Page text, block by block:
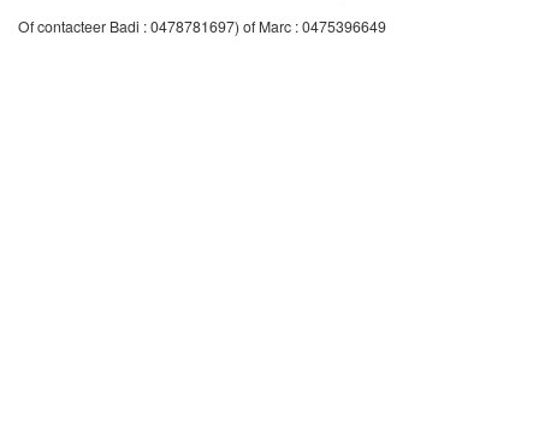
Of contacteer Badi : 0478781697) of Marc : 0475396649